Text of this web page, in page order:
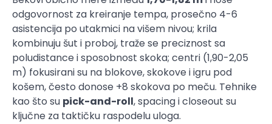
odgovornost za kreiranje tempa, prosečno 4-6
asistencija po utakmici na višem nivou; krila
kombinuju šut i proboj, traže se preciznost sa
poludistance i sposobnost skoka; centri (1,90-2,05
m) fokusirani su na blokove, skokove i igru pod
košem, često donose +8 skokova po meču. Tehnike
kao što su pick-and-roll, spacing i closeout su
ključne za taktičku raspodelu uloga.